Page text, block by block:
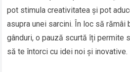
pot stimula creativitatea și pot
asupra unei sarcini. În loc să rămâi
gânduri, o pauză scurtă îți permite
să te întorci cu idei noi și inovative.